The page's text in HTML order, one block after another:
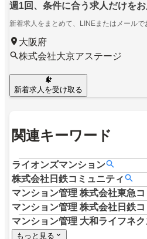
週1回、条件に合う求人だけを
新着求人をまとめて、LINEまたはメールで
大阪府
株式会社大京アステージ
新着求人を受け取る
関連キーワード
ライオンズマンション
株式会社日鉄コミュニティ
マンション管理 株式会社東急
マンション管理 株式会社日鉄
マンション管理 大和ライフネク
もっと見る